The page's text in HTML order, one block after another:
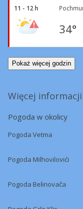
11 - 12 h
34°
Pokaż więcej godzin
Więcej
Pogoda w okolicy
Pogoda Vetma
Pogoda Milhovilovići
Pogoda Belinovača